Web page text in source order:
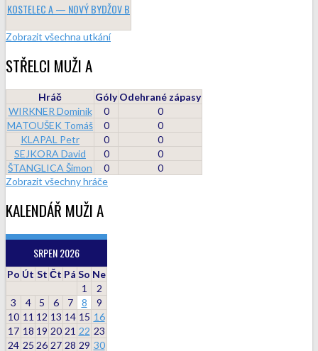
KOSTELEC A — NOVÝ BYDŽOV B
Zobrazit všechna utkání
STŘELCI MUŽI A
Hráč Góly Odehrané zápasy
WIRKNER Dominik
0
0
MATOUŠEK Tomáš
0
0
KLAPAL Petr
0
0
SEJKORA David
0
0
ŠTANGLICA Šimon
0
0
Zobrazit všechny hráče
KALENDÁŘ MUŽI A
SRPEN 2026
Po Út St Čt Pá So Ne
1
2
3
4 5 6 7 8
9
10 11 12 13 14 15 16
17 18 19 20 21 22 23
24 25 26 27 28 29 30